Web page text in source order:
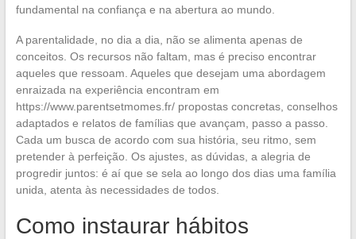
fundamental na confiança e na abertura ao mundo.
A parentalidade, no dia a dia, não se alimenta apenas de
conceitos. Os recursos não faltam, mas é preciso encontrar
aqueles que ressoam. Aqueles que desejam uma abordagem
enraizada na experiência encontram em
https://www.parentsetmomes.fr/ propostas concretas, conselhos
adaptados e relatos de famílias que avançam, passo a passo.
Cada um busca de acordo com sua história, seu ritmo, sem
pretender à perfeição. Os ajustes, as dúvidas, a alegria de
progredir juntos: é aí que se sela ao longo dos dias uma família
unida, atenta às necessidades de todos.
Como instaurar hábitos